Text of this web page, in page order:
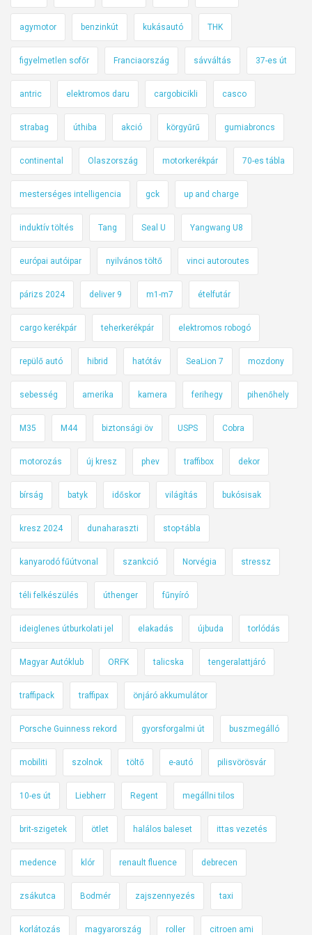
agymotor benzinkút kukásautó THK
figyelmetlen sofőr Franciaország sávváltás 37-es út
antric elektromos daru cargobicikli casco
strabag úthiba akció körgyűrű gumiabroncs
continental Olaszország motorkerékpár 70-es tábla
mesterséges intelligencia gck up and charge
induktív töltés Tang Seal U Yangwang U8
európai autóipar nyilvános töltő vinci autoroutes
párizs 2024 deliver 9 m1-m7 ételfutár
cargo kerékpár teherkerékpár elektromos robogó
repülő autó hibrid hatótáv SeaLion 7 mozdony
sebesség amerika kamera ferihegy pihenőhely
M35 M44 biztonsági öv USPS Cobra
motorozás új kresz phev traffibox dekor
bírság batyk időskor világítás bukósisak
kresz 2024 dunaharaszti stop-tábla
kanyarodó fűútvonal szankció Norvégia stressz
téli felkészülés úthenger fűnyíró
ideiglenes útburkolati jel elakadás újbuda torlódás
Magyar Autóklub ORFK talicska tengeralattjáró
traffipack traffipax önjáró akkumulátor
Porsche Guinness rekord gyorsforgalmi út buszmegálló
mobiliti szolnok töltő e-autó pilisvörösvár
10-es út Liebherr Regent megállni tilos
brit-szigetek ötlet halálos baleset ittas vezetés
medence klór renault fluence debrecen
zsákutca Bodmér zajszennyezés taxi
korlátozás magyarország roller citroen ami